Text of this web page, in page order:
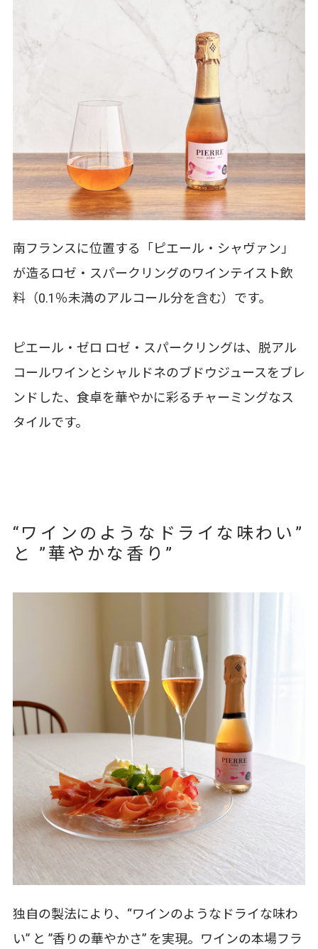
南フランスに位置する「ピエール・シャヴァン」
が造るロゼ・スパークリングのワインテイスト飲
料（0.1％未満のアルコール分を含む）です。
ピエール・ゼロ ロゼ・スパークリングは、脱アル
コールワインとシャルドネのブドウジュースをブレ
ンドした、食卓を華やかに彩るチャーミングなス
タイルです。
“ワインのようなドライな味わい”
と ”華やかな香り”
独自の製法により、“ワインのようなドライな味わ
い” と ”香りの華やかさ” を実現。ワインの本場フラ